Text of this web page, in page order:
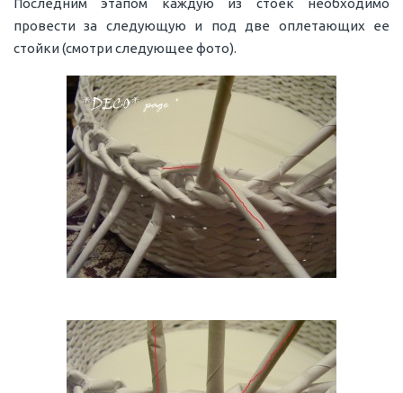
Последним этапом каждую из стоек необходимо
провести за следующую и под две оплетающих ее
стойки (смотри следующее фото).